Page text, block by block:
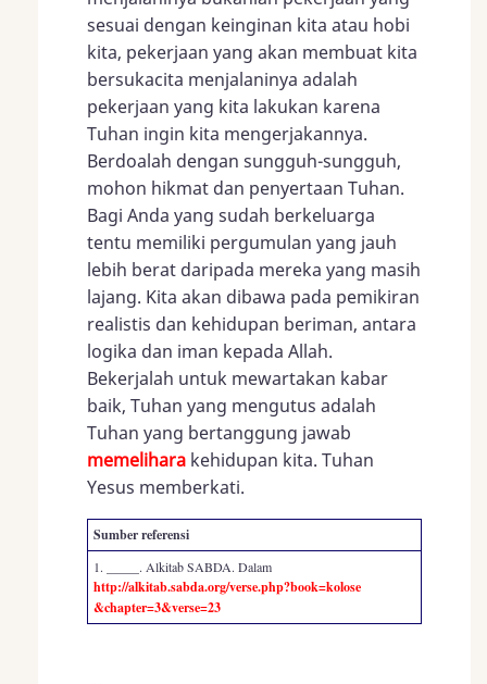
sesuai dengan keinginan kita atau hobi
kita, pekerjaan yang akan membuat kita
bersukacita menjalaninya adalah
pekerjaan yang kita lakukan karena
Tuhan ingin kita mengerjakannya.
Berdoalah dengan sungguh-sungguh,
mohon hikmat dan penyertaan Tuhan.
Bagi Anda yang sudah berkeluarga
tentu memiliki pergumulan yang jauh
lebih berat daripada mereka yang masih
lajang. Kita akan dibawa pada pemikiran
realistis dan kehidupan beriman, antara
logika dan iman kepada Allah.
Bekerjalah untuk mewartakan kabar
baik, Tuhan yang mengutus adalah
Tuhan yang bertanggung jawab
memelihara kehidupan kita. Tuhan
Yesus memberkati.
Sumber referensi
1. _____. Alkitab SABDA. Dalam
http://alkitab.sabda.org/verse.php?book=kolose​
&chapter=3​&verse=23